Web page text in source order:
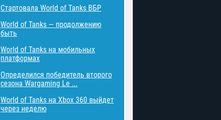
Стартовала World of Tanks ВБР
World of Tanks — продолжению
быть
World of Tanks на мобильных
платформах
Определился победитель второго
сезона Wargaming Le ...
World of Tanks на Xbox 360 выйдет
через неделю